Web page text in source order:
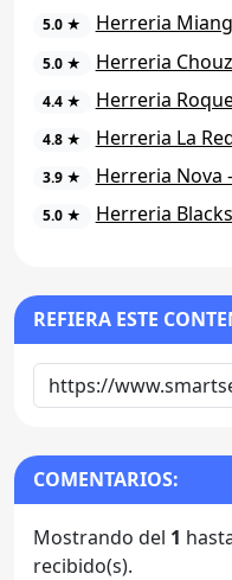
5.0 ★ Herreria
5.0 ★ Herreria
4.4 ★ Herreria
4.8 ★ Herreria La
3.9 ★ Herreria Nova
5.0 ★ Herreria
REFIERA ESTE
COMENTARIOS:
Mostrando del 1
recibido(s).